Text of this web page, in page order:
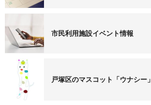
市民利用施設イベント情報
戸塚区のマスコット「ウナシー」